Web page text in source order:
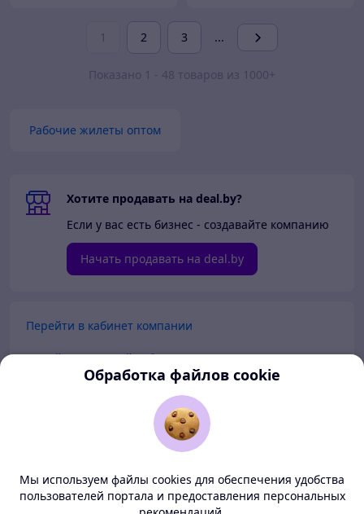
1 2 3 ...
Показано 1 - 48 товаров из 1000+
Рабочие жилеты оптом
Хотите продавать на deal.by?
Если у вас есть бизнес - создавайте компанию
Начать продавать на deal.by
Перейти в кабинет компании
Перейти в личный кабинет
О нас
Обработка файлов cookie
Мы используем файлы cookies для обеспечения удобства
пользователей портала и предоставления персональных